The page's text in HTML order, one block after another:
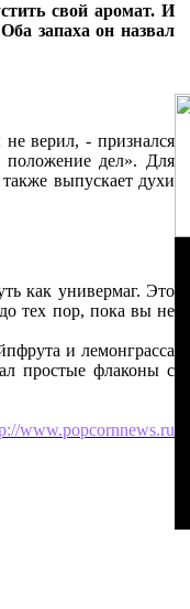
свой аромат. И
запаха он назвал
верил, - признался
положение дел». Для
выпускает духи
как универмаг. Это
тех пор, пока вы не
и лемонграсса
простые флаконы с
www.popcornnews.ru